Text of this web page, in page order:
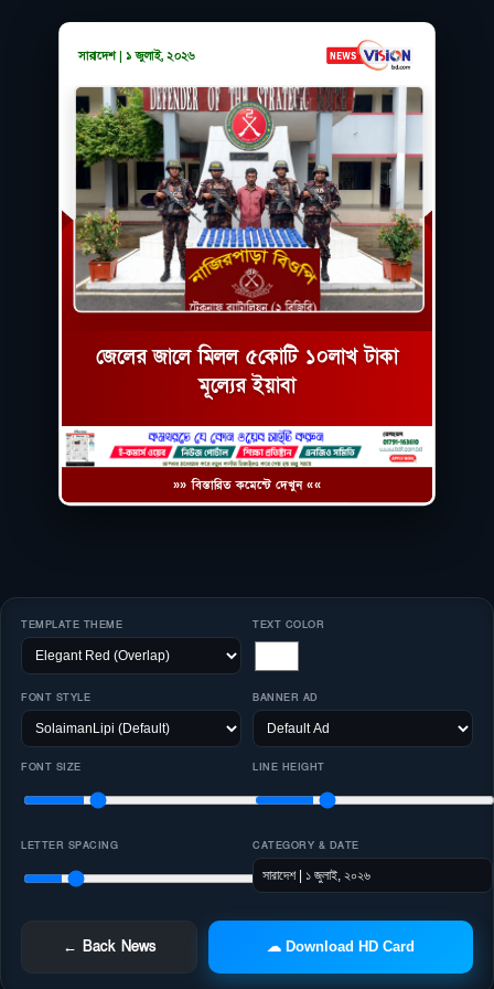
সারাদেশ | ১ জুলাই, ২০২৬
জেলের জালে মিলল ৫কোটি ১০লাখ টাকা
মূল্যের ইয়াবা
»» বিস্তারিত কমেন্টে দেখুন ««
TEMPLATE THEME TEXT COLOR
FONT STYLE BANNER AD
FONT SIZE LINE HEIGHT
LETTER SPACING CATEGORY & DATE
← Back News ☁ Download HD Card